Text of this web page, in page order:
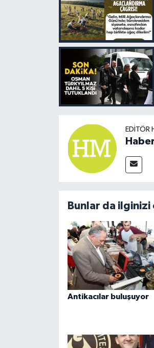
EDITÖR
Bunlar da
Antikacılar buluşuyor